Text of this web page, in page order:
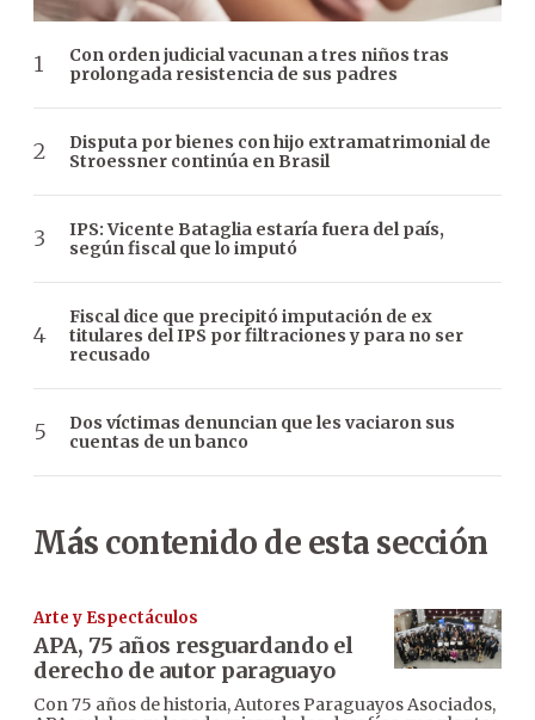
Con orden judicial vacunan a tres niños tras
prolongada resistencia de sus padres
Disputa por bienes con hijo extramatrimonial de
Stroessner continúa en Brasil
IPS: Vicente Bataglia estaría fuera del país,
según fiscal que lo imputó
Fiscal dice que precipitó imputación de ex
titulares del IPS por filtraciones y para no ser
recusado
Dos víctimas denuncian que les vaciaron sus
cuentas de un banco
Más contenido de esta sección
Arte y Espectáculos
APA, 75 años resguardando el
derecho de autor paraguayo
Con 75 años de historia, Autores Paraguayos Asociados,